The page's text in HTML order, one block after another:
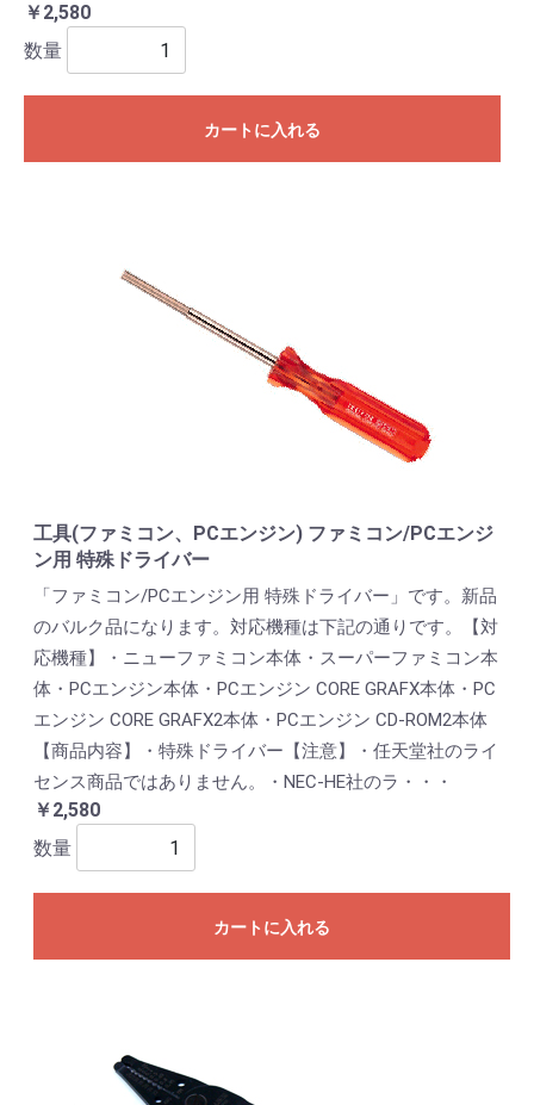
￥2,580
数量
カートに入れる
工具(ファミコン、PCエンジン) ファミコン/PCエンジ
ン用 特殊ドライバー
「ファミコン/PCエンジン用 特殊ドライバー」です。新品
のバルク品になります。対応機種は下記の通りです。【対
応機種】・ニューファミコン本体・スーパーファミコン本
体・PCエンジン本体・PCエンジン CORE GRAFX本体・PC
エンジン CORE GRAFX2本体・PCエンジン CD-ROM2本体
【商品内容】・特殊ドライバー【注意】・任天堂社のライ
センス商品ではありません。・NEC-HE社のラ・・・
￥2,580
数量
カートに入れる